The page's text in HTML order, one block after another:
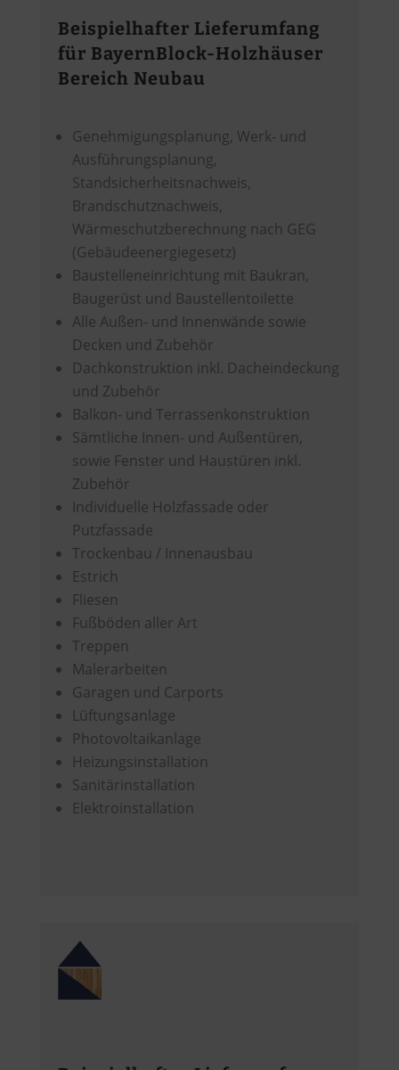
Beispielhafter Lieferumfang
für BayernBlock-Holzhäuser
Bereich Neubau
Genehmigungsplanung, Werk- und
Ausführungsplanung,
Standsicherheitsnachweis,
Brandschutznachweis,
Wärmeschutzberechnung nach GEG
(Gebäudeenergiegesetz)
Baustelleneinrichtung mit Baukran,
Baugerüst und Baustellentoilette
Alle Außen- und Innenwände sowie
Decken und Zubehör
Dachkonstruktion inkl. Dacheindeckung
und Zubehör
Balkon- und Terrassenkonstruktion
Sämtliche Innen- und Außentüren,
sowie Fenster und Haustüren inkl.
Zubehör
Individuelle Holzfassade oder
Putzfassade
Trockenbau / Innenausbau
Estrich
Fliesen
Fußböden aller Art
Treppen
Malerarbeiten
Garagen und Carports
Lüftungsanlage
Photovoltaikanlage
Heizungsinstallation
Sanitärinstallation
Elektroinstallation